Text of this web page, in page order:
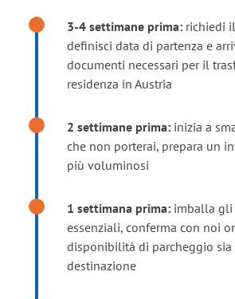
3-4 settimane prima: richiedi
definisci data di partenza e
documenti necessari per il
residenza in Austria
2 settimane prima: inizia a
che non porterai, prepara un
più voluminosi
1 settimana prima: imballa
essenziali, conferma con noi
disponibilità di parcheggio sia
destinazione